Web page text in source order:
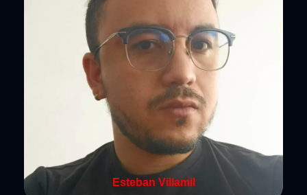
Esteban Villamil